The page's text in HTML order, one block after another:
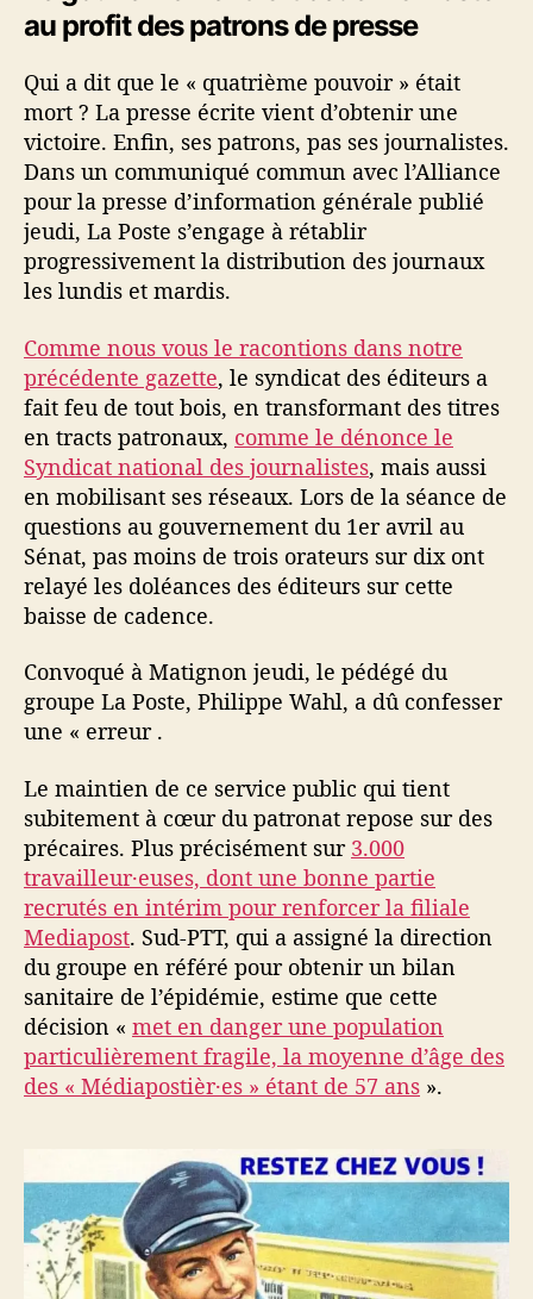
au profit des patrons de presse
Qui a dit que le « quatrième pouvoir » était
mort ? La presse écrite vient d’obtenir une
victoire. Enfin, ses patrons, pas ses journalistes.
Dans un communiqué commun avec l’Alliance
pour la presse d’information générale publié
jeudi, La Poste s’engage à rétablir
progressivement la distribution des journaux
les lundis et mardis.
Comme nous vous le racontions dans notre
précédente gazette, le syndicat des éditeurs a
fait feu de tout bois, en transformant des titres
en tracts patronaux, comme le dénonce le
Syndicat national des journalistes, mais aussi
en mobilisant ses réseaux. Lors de la séance de
questions au gouvernement du 1er avril au
Sénat, pas moins de trois orateurs sur dix ont
relayé les doléances des éditeurs sur cette
baisse de cadence.
Convoqué à Matignon jeudi, le pédégé du
groupe La Poste, Philippe Wahl, a dû confesser
une « erreur .
Le maintien de ce service public qui tient
subitement à cœur du patronat repose sur des
précaires. Plus précisément sur 3.000
travailleur·euses, dont une bonne partie
recrutés en intérim pour renforcer la filiale
Mediapost. Sud-PTT, qui a assigné la direction
du groupe en référé pour obtenir un bilan
sanitaire de l’épidémie, estime que cette
décision « met en danger une population
particulièrement fragile, la moyenne d’âge des
des « Médiapostièr·es » étant de 57 ans ».